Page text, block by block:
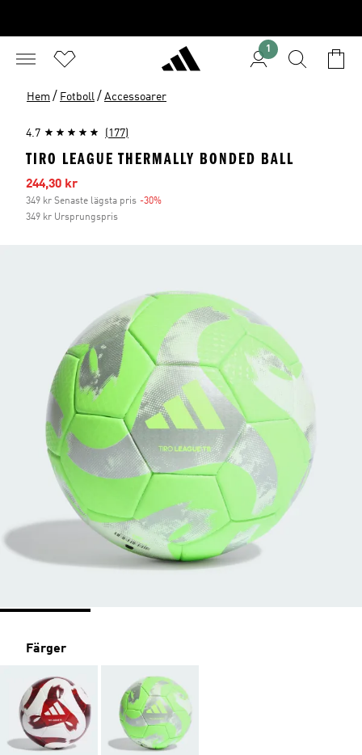
1
Hem / Fotboll / Accessoarer
4.7 (177)
TIRO LEAGUE THERMALLY BONDED BALL
Reapris
244,30 kr
349 kr Senaste lägsta pris -30%
349 kr Ursprungspris
Färger